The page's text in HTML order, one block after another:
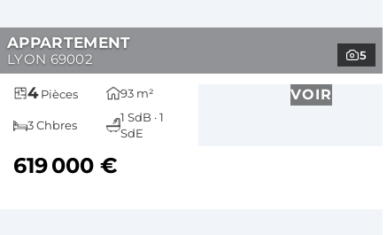
5
APPARTEMENT
LYON 69002
4Pièces 93 m²
3 Chbres
1 SdB · 1
SdE
619 000 €
VOIR